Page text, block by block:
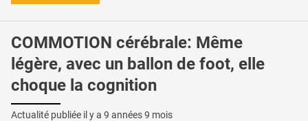
COMMOTION cérébrale: Même
légère, avec un ballon de foot, elle
choque la cognition
Actualité publiée il y a 9 années 9 mois